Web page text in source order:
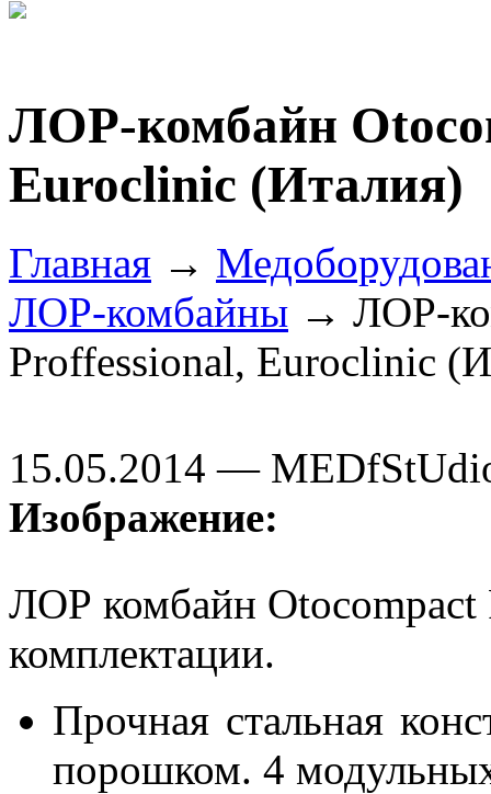
ЛОР-комбайн
Euroclinic (Италия)
Главная →
ЛОР-комбайны → ЛОР-
Proffessional, Euroclinic
15.05.2014 —
Изображение:
ЛОР комбайн Otocompact
комплектации.
Прочная стальная
порошком. 4